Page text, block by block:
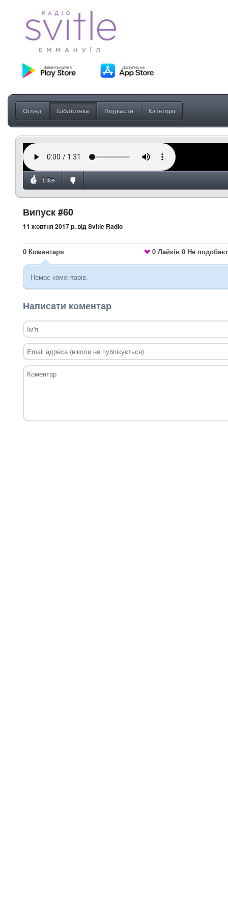
Огляд Бібліотека Подкасти Категорії
Like
Випуск #60
11 жовтня 2017 р.від Svitle Radio
0 Лайків 0 Не
0 Коментаря
Немає коментарів.
Написати коментар